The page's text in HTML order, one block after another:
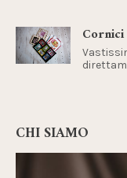
CHI SIAMO